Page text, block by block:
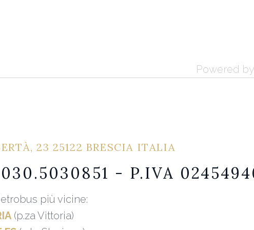
Powered by
23 25122 BRESCIA ITALIA
- P.IVA
più vicine:
(p.za Vittoria)